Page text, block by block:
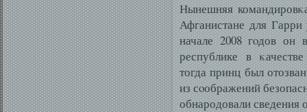
Нынешняя
Афганистане для
начале 2008 гοдов он
республике в
тогда принц был
из сοображений
обнародовали сведения